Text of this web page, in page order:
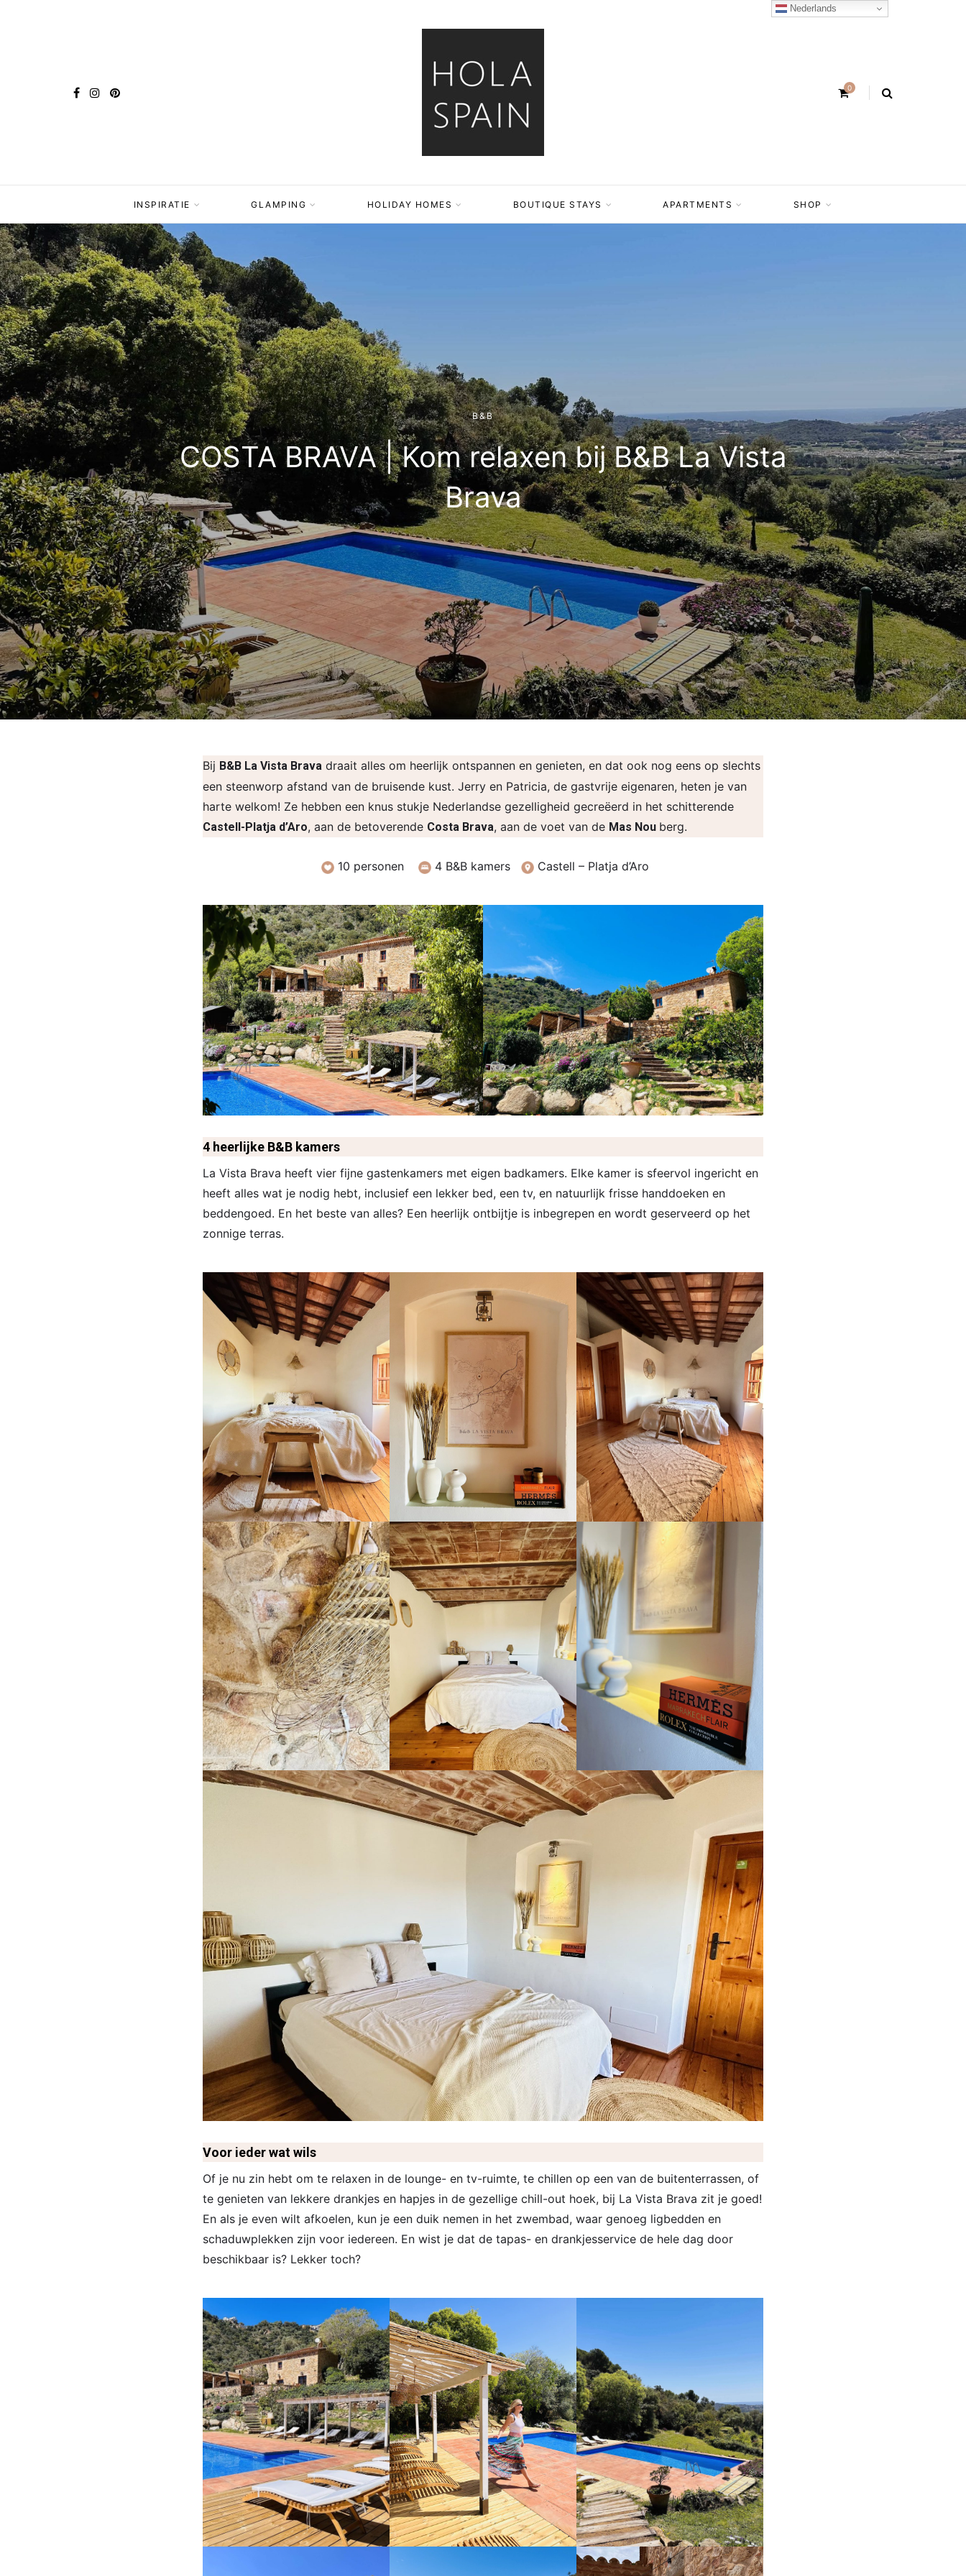
0
INSPIRATIE GLAMPING HOLIDAY HOMES BOUTIQUE STAYS APARTMENTS SHOP
B&B
COSTA BRAVA | Kom relaxen bij B&B La Vista
Brava
Bij B&B La Vista Brava draait alles om heerlijk ontspannen en genieten, en dat ook nog eens op slechts
een steenworp afstand van de bruisende kust. Jerry en Patricia, de gastvrije eigenaren, heten je van
harte welkom! Ze hebben een knus stukje Nederlandse gezelligheid gecreëerd in het schitterende
Castell-Platja d’Aro, aan de betoverende Costa Brava, aan de voet van de Mas Nou berg.
10 personen 4 B&B kamers Castell – Platja d’Aro
4 heerlijke B&B kamers
La Vista Brava heeft vier fijne gastenkamers met eigen badkamers. Elke kamer is sfeervol ingericht en
heeft alles wat je nodig hebt, inclusief een lekker bed, een tv, en natuurlijk frisse handdoeken en
beddengoed. En het beste van alles? Een heerlijk ontbijtje is inbegrepen en wordt geserveerd op het
zonnige terras.
Voor ieder wat wils
Of je nu zin hebt om te relaxen in de lounge- en tv-ruimte, te chillen op een van de buitenterrassen, of
te genieten van lekkere drankjes en hapjes in de gezellige chill-out hoek, bij La Vista Brava zit je goed!
En als je even wilt afkoelen, kun je een duik nemen in het zwembad, waar genoeg ligbedden en
schaduwplekken zijn voor iedereen. En wist je dat de tapas- en drankjesservice de hele dag door
beschikbaar is? Lekker toch?
Nederlands